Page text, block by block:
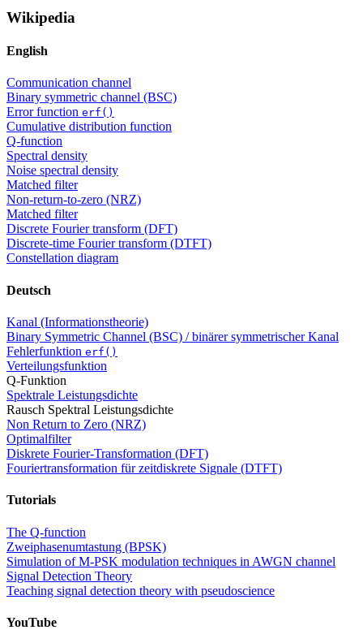
Wikipedia
English
Communication channel
Binary symmetric channel (BSC)
Error function erf()
Cumulative distribution function
Q-function
Spectral density
Noise spectral density
Matched filter
Non-return-to-zero (NRZ)
Matched filter
Discrete Fourier transform (DFT)
Discrete-time Fourier transform (DTFT)
Constellation diagram
Deutsch
Kanal (Informationstheorie)
Binary Symmetric Channel (BSC) / binärer symmetrischer Kanal
Fehlerfunktion erf()
Verteilungsfunktion
Q-Funktion
Spektrale Leistungsdichte
Rausch Spektral Leistungsdichte
Non Return to Zero (NRZ)
Optimalfilter
Diskrete Fourier-Transformation (DFT)
Fouriertransformation für zeitdiskrete Signale (DTFT)
Tutorials
The Q-function
Zweiphasenumtastung (BPSK)
Simulation of M-PSK modulation techniques in AWGN channel
Signal Detection Theory
Teaching signal detection theory with pseudoscience
YouTube